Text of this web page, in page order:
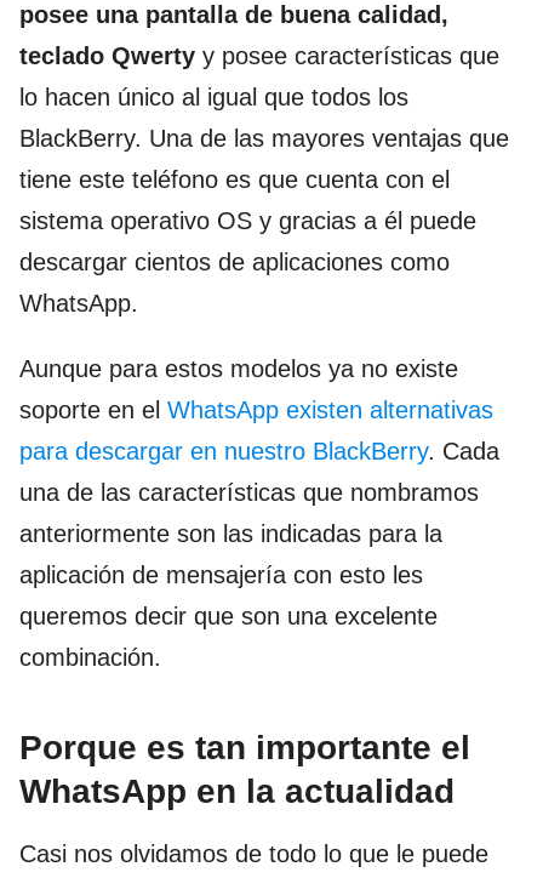
posee una pantalla de buena calidad,
teclado Qwerty y posee características que
lo hacen único al igual que todos los
BlackBerry. Una de las mayores ventajas que
tiene este teléfono es que cuenta con el
sistema operativo OS y gracias a él puede
descargar cientos de aplicaciones como
WhatsApp.
Aunque para estos modelos ya no existe
soporte en el WhatsApp existen alternativas
para descargar en nuestro BlackBerry. Cada
una de las características que nombramos
anteriormente son las indicadas para la
aplicación de mensajería con esto les
queremos decir que son una excelente
combinación.
Porque es tan importante el
WhatsApp en la actualidad
Casi nos olvidamos de todo lo que le puede